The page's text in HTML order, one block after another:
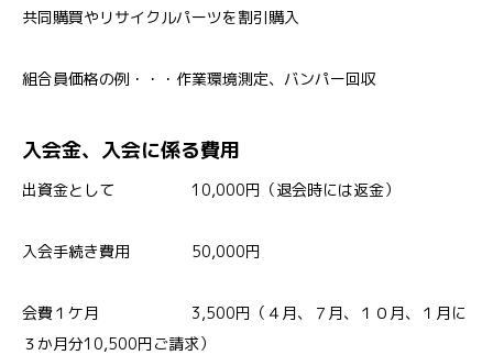
共同購買やリサイクルパーツを割引購入
組合員価格の例・・・作業環境測定、バンパー回収
入会金、入会に係る費用
出資金として 10,000円（退会時には返金）
入会手続き費用 50,000円
会費１ケ月 3,500円（４月、７月、１０月、１月に
３か月分10,500円ご請求）